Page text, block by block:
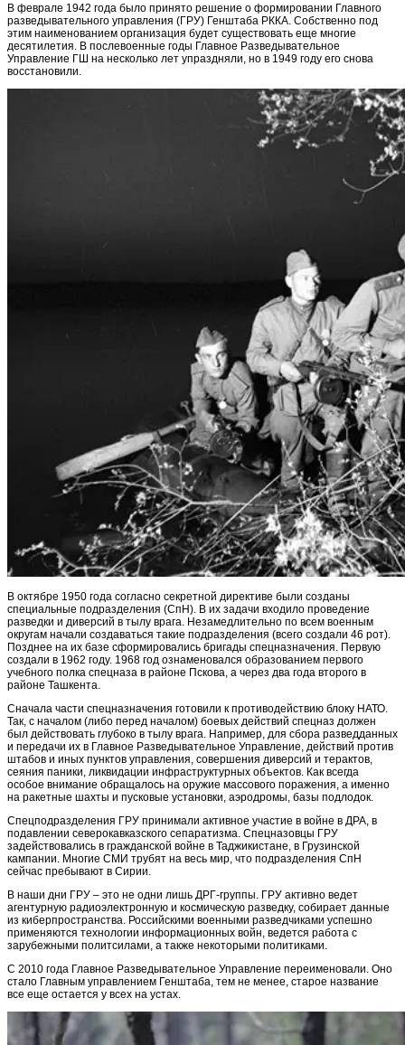
В феврале 1942 года было принято решение о формировании Главного
разведывательного управления (ГРУ) Генштаба РККА. Собственно под
этим наименованием организация будет существовать еще многие
десятилетия. В послевоенные годы Главное Разведывательное
Управление ГШ на несколько лет упраздняли, но в 1949 году его снова
восстановили.
В октябре 1950 года согласно секретной директиве были созданы
специальные подразделения (СпН). В их задачи входило проведение
разведки и диверсий в тылу врага. Незамедлительно по всем военным
округам начали создаваться такие подразделения (всего создали 46 рот).
Позднее на их базе сформировались бригады спецназначения. Первую
создали в 1962 году. 1968 год ознаменовался образованием первого
учебного полка спецназа в районе Пскова, а через два года второго в
районе Ташкента.
Сначала части спецназначения готовили к противодействию блоку НАТО.
Так, с началом (либо перед началом) боевых действий спецназ должен
был действовать глубоко в тылу врага. Например, для сбора разведданных
и передачи их в Главное Разведывательное Управление, действий против
штабов и иных пунктов управления, совершения диверсий и терактов,
сеяния паники, ликвидации инфраструктурных объектов. Как всегда
особое внимание обращалось на оружие массового поражения, а именно
на ракетные шахты и пусковые установки, аэродромы, базы подлодок.
Спецподразделения ГРУ принимали активное участие в войне в ДРА, в
подавлении северокавказского сепаратизма. Спецназовцы ГРУ
задействовались в гражданской войне в Таджикистане, в Грузинской
кампании. Многие СМИ трубят на весь мир, что подразделения СпН
сейчас пребывают в Сирии.
В наши дни ГРУ – это не одни лишь ДРГ-группы. ГРУ активно ведет
агентурную радиоэлектронную и космическую разведку, собирает данные
из киберпространства. Российскими военными разведчиками успешно
применяются технологии информационных войн, ведется работа с
зарубежными политсилами, а также некоторыми политиками.
С 2010 года Главное Разведывательное Управление переименовали. Оно
стало Главным управлением Генштаба, тем не менее, старое название
все еще остается у всех на устах.